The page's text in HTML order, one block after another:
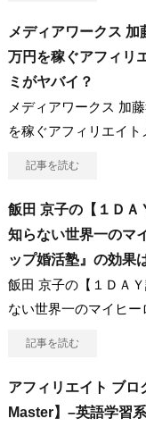
メディアワークス
万円を稼ぐアフィリ
ミがヤバイ？
メディアワークス 加
を稼ぐアフィリエイト
記事を読む
飯田 京子の【１ＤＡ
知らない世界一のマ
ップ婚活塾』の効果
飯田 京子の【１ＤＡ
ない世界一のマイヒ
記事を読む
アフィリエイト ブロ
Master】–英語学習